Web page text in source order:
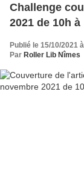
Challenge
2021 de 10h à
Publié le 15/10/2021
Par Roller Lib Nîmes